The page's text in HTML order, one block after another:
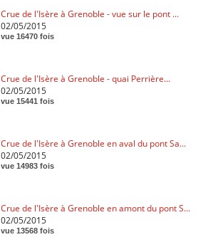
Crue de l'Isère à Grenoble - vue sur le pont ...
02/05/2015
vue 16470 fois
Crue de l'Isère à Grenoble - quai Perrière...
02/05/2015
vue 15441 fois
Crue de l'Isère à Grenoble en aval du pont Sa...
02/05/2015
vue 14983 fois
Crue de l'Isère à Grenoble en amont du pont S...
02/05/2015
vue 13568 fois